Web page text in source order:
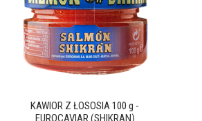
KAWIOR Z ŁOSOSIA 100 g -
EUROCAVIAR (SHIKRAN)